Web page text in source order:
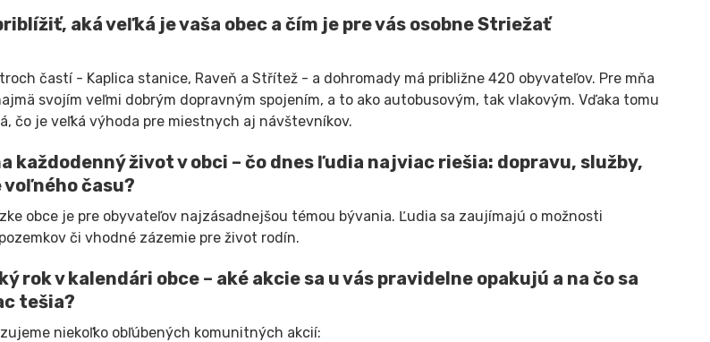
aká veľká je vaša obec a čím je pre vás osobne Striežať
častí - Kaplica stanice, Raveň a Střítež - a dohromady má približne 420 obyvateľov. Pre mňa
svojím veľmi dobrým dopravným spojením, a to ako autobusovým, tak vlakovým. Vďaka tomu
čo je veľká výhoda pre miestnych aj návštevníkov.
každodenný život v obci – čo dnes ľudia najviac riešia: dopravu, služby,
času?
obce je pre obyvateľov najzásadnejšou témou bývania. Ľudia sa zaujímajú o možnosti
či vhodné zázemie pre život rodín.
rok v kalendári obce – aké akcie sa u vás pravidelne opakujú a na čo sa
tešia?
niekoľko obľúbených komunitných akcií: